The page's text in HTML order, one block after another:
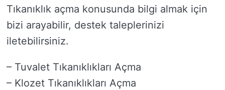
Tıkanıklık açma konusunda bilgi almak için
bizi arayabilir, destek taleplerinizi
iletebilirsiniz.
– Tuvalet Tıkanıklıkları Açma
– Klozet Tıkanıklıkları Açma